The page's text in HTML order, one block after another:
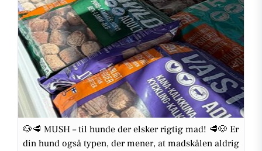
🐶🥩 MUSH – til hunde der elsker rigtig mad! 🥩🐶 Er
din hund også typen, der mener, at madskålen aldrig